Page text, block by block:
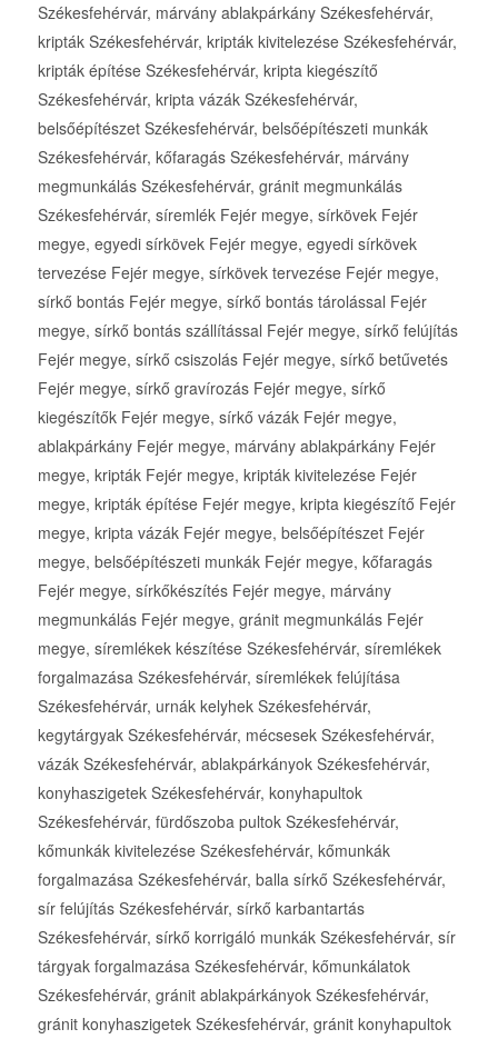
Székesfehérvár, márvány ablakpárkány Székesfehérvár,
kripták Székesfehérvár, kripták kivitelezése Székesfehérvár,
kripták építése Székesfehérvár, kripta kiegészítő
Székesfehérvár, kripta vázák Székesfehérvár,
belsőépítészet Székesfehérvár, belsőépítészeti munkák
Székesfehérvár, kőfaragás Székesfehérvár, márvány
megmunkálás Székesfehérvár, gránit megmunkálás
Székesfehérvár, síremlék Fejér megye, sírkövek Fejér
megye, egyedi sírkövek Fejér megye, egyedi sírkövek
tervezése Fejér megye, sírkövek tervezése Fejér megye,
sírkő bontás Fejér megye, sírkő bontás tárolással Fejér
megye, sírkő bontás szállítással Fejér megye, sírkő felújítás
Fejér megye, sírkő csiszolás Fejér megye, sírkő betűvetés
Fejér megye, sírkő gravírozás Fejér megye, sírkő
kiegészítők Fejér megye, sírkő vázák Fejér megye,
ablakpárkány Fejér megye, márvány ablakpárkány Fejér
megye, kripták Fejér megye, kripták kivitelezése Fejér
megye, kripták építése Fejér megye, kripta kiegészítő Fejér
megye, kripta vázák Fejér megye, belsőépítészet Fejér
megye, belsőépítészeti munkák Fejér megye, kőfaragás
Fejér megye, sírkőkészítés Fejér megye, márvány
megmunkálás Fejér megye, gránit megmunkálás Fejér
megye, síremlékek készítése Székesfehérvár, síremlékek
forgalmazása Székesfehérvár, síremlékek felújítása
Székesfehérvár, urnák kelyhek Székesfehérvár,
kegytárgyak Székesfehérvár, mécsesek Székesfehérvár,
vázák Székesfehérvár, ablakpárkányok Székesfehérvár,
konyhaszigetek Székesfehérvár, konyhapultok
Székesfehérvár, fürdőszoba pultok Székesfehérvár,
kőmunkák kivitelezése Székesfehérvár, kőmunkák
forgalmazása Székesfehérvár, balla sírkő Székesfehérvár,
sír felújítás Székesfehérvár, sírkő karbantartás
Székesfehérvár, sírkő korrigáló munkák Székesfehérvár, sír
tárgyak forgalmazása Székesfehérvár, kőmunkálatok
Székesfehérvár, gránit ablakpárkányok Székesfehérvár,
gránit konyhaszigetek Székesfehérvár, gránit konyhapultok